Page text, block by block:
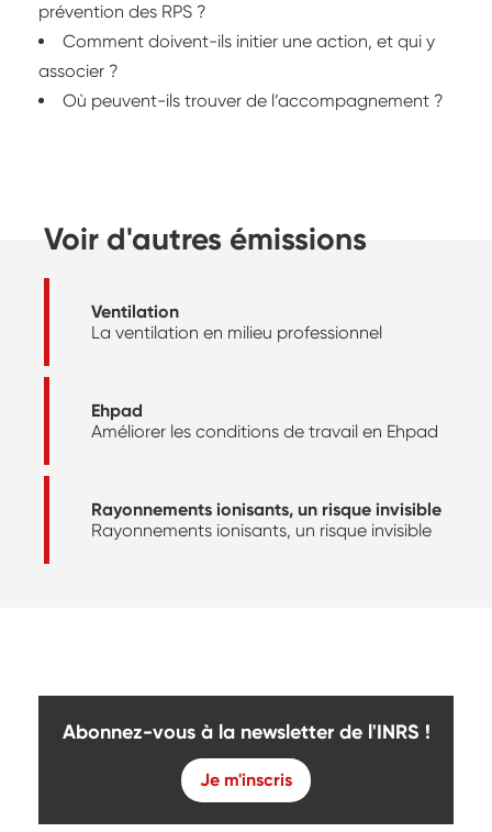
prévention des RPS ?
Comment doivent-ils initier une action, et qui y
associer ?
Où peuvent-ils trouver de l’accompagnement ?
Voir d'autres émissions
Ventilation
La ventilation en milieu professionnel
Ehpad
Améliorer les conditions de travail en Ehpad
Rayonnements ionisants, un risque invisible
Rayonnements ionisants, un risque invisible
Abonnez-vous à la newsletter de l'INRS !
Je m'inscris